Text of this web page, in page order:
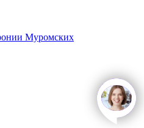
Муромских
open